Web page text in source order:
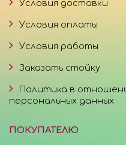
Условия доставки
Условия оплаты
Условия работы
Заказать стойку
Политика в
персональных данных
ПОКУПАТЕЛЮ